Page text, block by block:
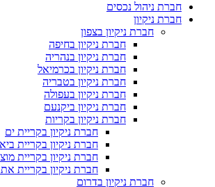
חברת ניהול נכסים
חברת ניקיון
חברת ניקיון בצפון
חברת ניקיון בחיפה
חברת ניקיון בנהריה
חברת ניקיון בכרמיאל
חברת ניקיון בטבריה
חברת ניקיון בעפולה
חברת ניקיון ביקנעם
חברת ניקיון בקריות
חברת ניקיון בקריית ים
חברת ניקיון בקריית
חברת ניקיון בקריית
חברת ניקיון בקריית
חברת ניקיון בדרום